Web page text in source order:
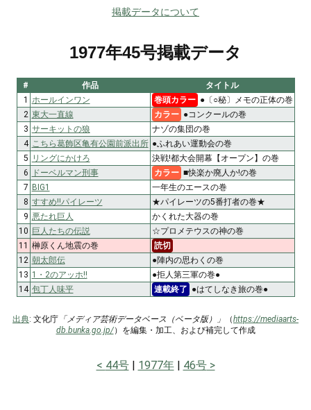
掲載データについて
1977年45号掲載データ
# 作品
タイトル
1
ホールインワン 巻頭カラー ●〔○秘〕メモの正体の巻
2 東大一直線 カラー ●コンクールの巻
3 サーキットの狼
ナゾの集団の巻
4
こちら葛飾区亀有公園前派出所 ●ふれあい運動会の巻
5 リングにかけろ
決戦!都大会開幕【オープン】の巻
6
ドーベルマン刑事 カラー ■快楽か廃人か!の巻
7 BIG1
一年生のエースの巻
8 すすめ!!パイレーツ
★パイレーツの5番打者の巻★
9 悪たれ巨人
かくれた大器の巻
10 巨人たちの伝説
☆プロメテウスの神の巻
11 榊原くん地震の巻
読切
12 朝太郎伝
●陣内の思わくの巻
13 1・2のアッホ!!
●拒人第三軍の巻●
14 包丁人味平 連載終了 ●はてしなき旅の巻●
出典: 文化庁 「メディア芸術データベース（ベータ版）」 （https://mediaarts-
db.bunka.go.jp/）を編集・加工、および補完して作成
44号 1977年 46号